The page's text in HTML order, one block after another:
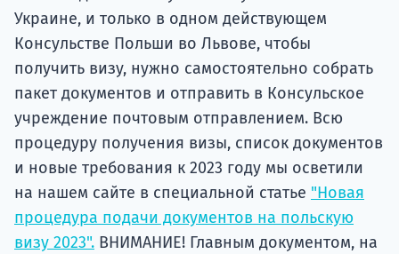
Украине, и только в одном действующем
Консульстве Польши во Львове, чтобы
получить визу, нужно самостоятельно собрать
пакет документов и отправить в Консульское
учреждение почтовым отправлением. Всю
процедуру получения визы, список документов
и новые требования к 2023 году мы осветили
на нашем сайте в специальной статье "Новая
процедура подачи документов на польскую
визу 2023". ВНИМАНИЕ! Главным документом, на